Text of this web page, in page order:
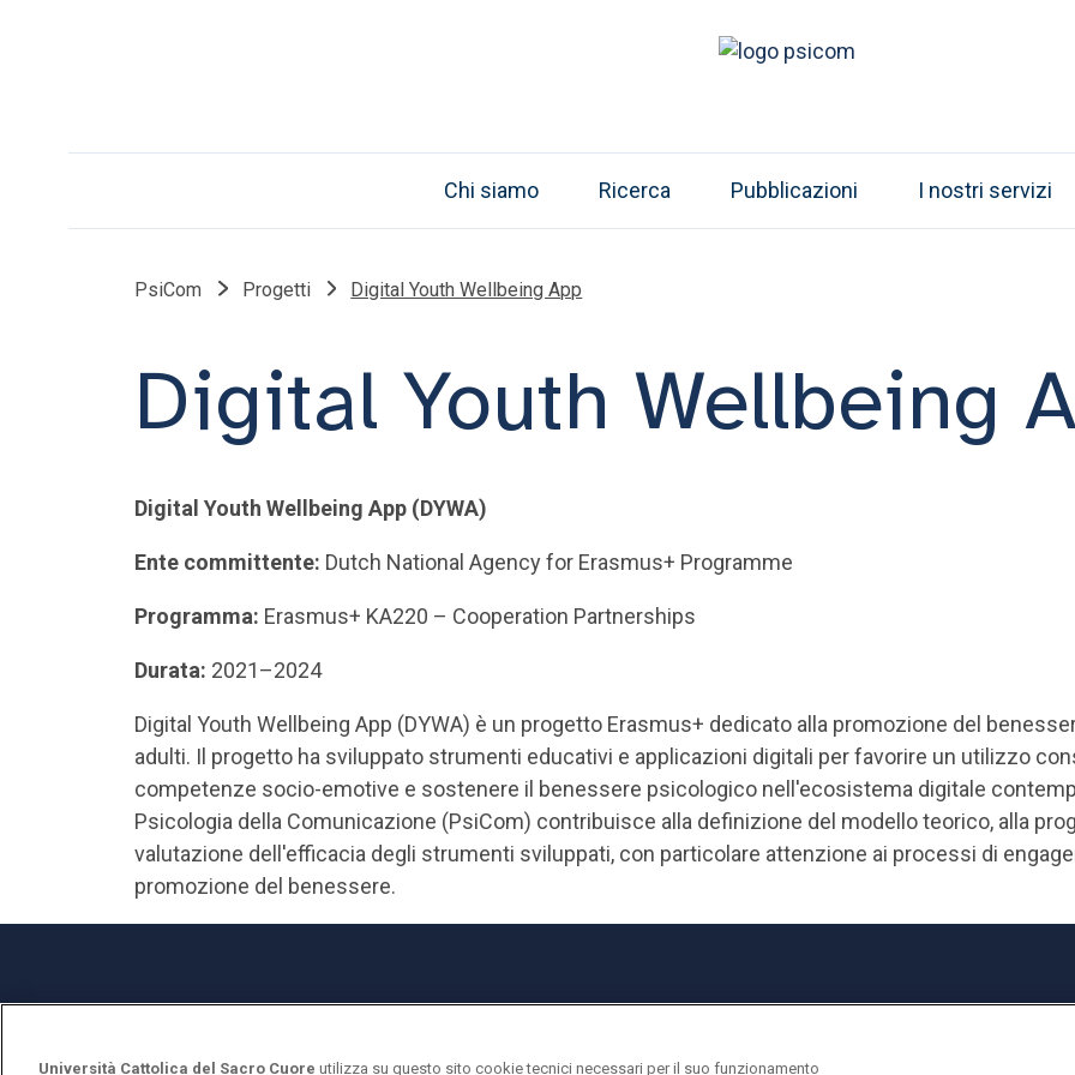
Chi siamo Ricerca Pubblicazioni I nostri servizi
PsiCom Progetti Digital Youth Wellbeing App
Digital Youth Wellbeing
Digital Youth Wellbeing App (DYWA)
Ente committente: Dutch National Agency for Erasmus+ Programme
Programma: Erasmus+ KA220 – Cooperation Partnerships
Durata: 2021–2024
Digital Youth Wellbeing App (DYWA) è un progetto Erasmus+ dedicato alla promozione del
adulti. Il progetto ha sviluppato strumenti educativi e applicazioni digitali per favorire un utilizzo
competenze socio-emotive e sostenere il benessere psicologico nell'ecosistema digitale
Psicologia della Comunicazione (PsiCom) contribuisce alla definizione del modello teorico, alla
valutazione dell'efficacia degli strumenti sviluppati, con particolare attenzione ai processi di
promozione del benessere.
Università Cattolica del Sacro Cuore utilizza su questo sito cookie tecnici necessari per il suo funzionamento